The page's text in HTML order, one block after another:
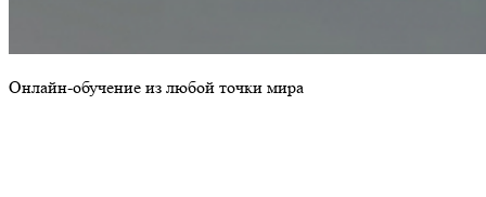
Онлайн-обучение из любой точки мира